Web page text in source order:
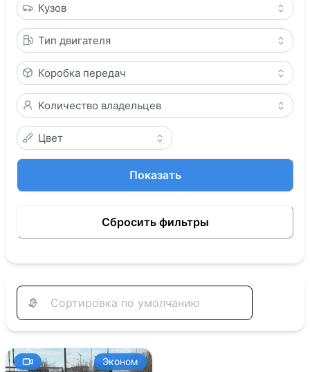
Кузов
Тип двигателя
Коробка передач
Количество владельцев
Цвет
Показать
Сбросить фильтры
Эконом